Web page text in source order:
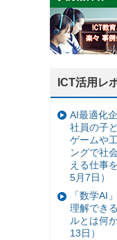
ICT活用レ
AI最適化
社員の子
ゲームや
ングで社
える仕事
5月7日）
「数学AI
理解でき
ルとは何
13日）